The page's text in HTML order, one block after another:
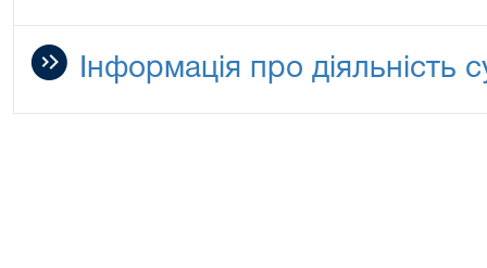
Інформація про діяльність